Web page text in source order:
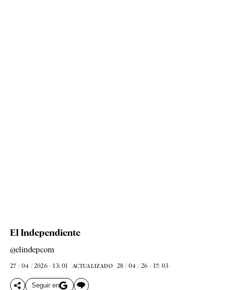
El Independiente
@elindepcom
27 / 04 / 2026 - 13: 01 ACTUALIZADO 28 / 04 / 26 - 17: 03
Seguir en